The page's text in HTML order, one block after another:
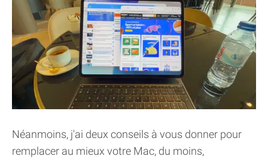
Néanmoins, j'ai deux conseils à vous donner pour
remplacer au mieux votre Mac, du moins,